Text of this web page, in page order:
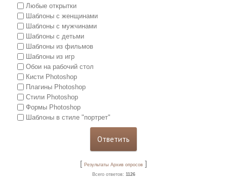
Любые открытки
Шаблоны с женщинами
Шаблоны с мужчинами
Шаблоны с детьми
Шаблоны из фильмов
Шаблоны из игр
Обои на рабочий стол
Кисти Photoshop
Плагины Photoshop
Стили Photoshop
Формы Photoshop
Шаблоны в стиле "портрет"
[ Результаты Архив опросов ]
Всего ответов: 1126